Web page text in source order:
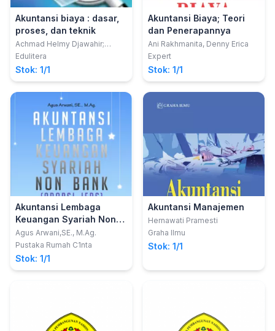
Akuntansi biaya : dasar,
proses, dan teknik
Achmad Helmy Djawahir;
Lailatus Sa'adah
Edulitera
Stok: 1/1
Akuntansi Biaya; Teori
dan Penerapannya
Ani Rakhmanita, Denny Erica
Expert
Stok: 1/1
Akuntansi Lembaga
Keuangan Syariah Non
Bank (Adopsi IFRS)
Agus Arwani,SE., M.Ag.
Pustaka Rumah C1nta
Stok: 1/1
Akuntansi Manajemen
Hernawati Pramesti
Graha Ilmu
Stok: 1/1